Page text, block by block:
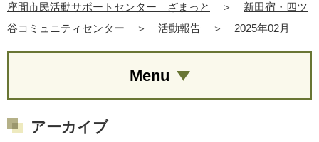
座間市民活動サポートセンター ざまっと ＞
新田宿・四ツ
谷コミュニティセンター
＞ 活動報告 ＞ 2025年02月
Menu
アーカイブ